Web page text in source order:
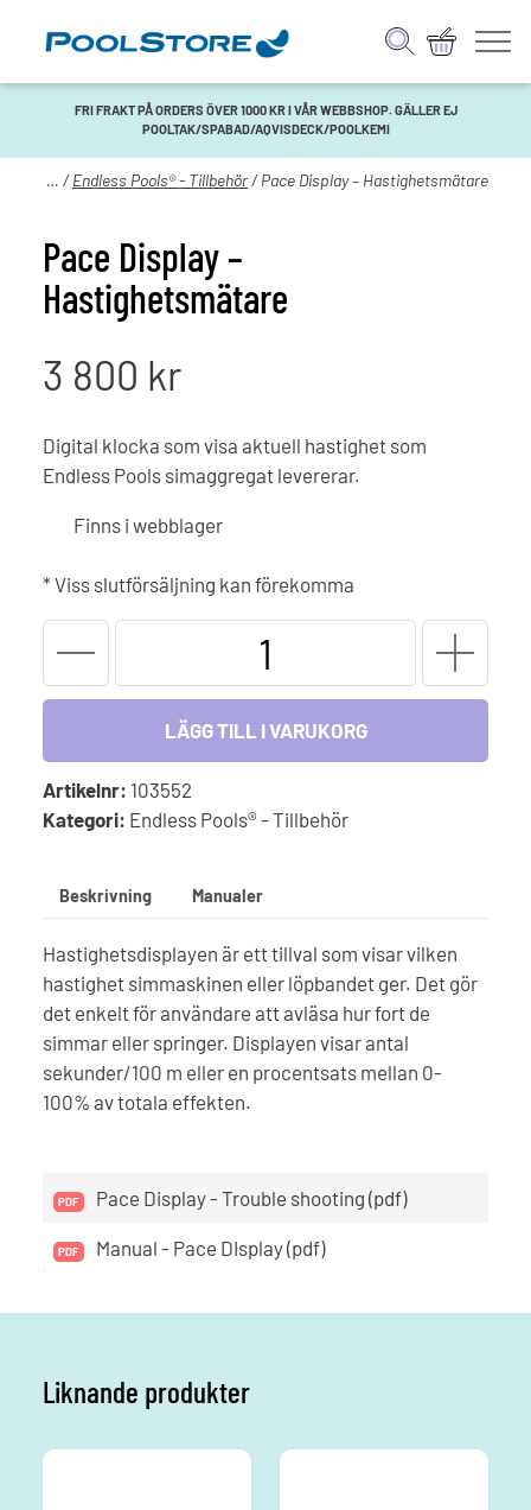
FRI FRAKT PÅ ORDERS ÖVER 1000 KR I VÅR WEBBSHOP. GÄLLER EJ
POOLTAK/SPABAD/AQVISDECK/POOLKEMI
/Endless Pools® - Tillbehör/ Pace Display – Hastighetsmätare
Pace Display –
Hastighetsmätare
3 800 kr
Digital klocka som visa aktuell hastighet som
Endless Pools simaggregat levererar.
Finns i webblager
* Viss slutförsäljning kan förekomma
-
Hastighetsmätare
mängd
LÄGG TILL I VARUKORG
Artikelnr: 103552
Kategori: Endless Pools® - Tillbehör
Beskrivning Manualer
Hastighetsdisplayen är ett tillval som visar vilken
hastighet simmaskinen eller löpbandet ger. Det gör
det enkelt för användare att avläsa hur fort de
simmar eller springer. Displayen visar antal
sekunder/100 m eller en procentsats mellan 0-
100% av totala effekten.
Pace Display - Trouble shooting (pdf)
Manual - Pace DIsplay (pdf)
Liknande produkter